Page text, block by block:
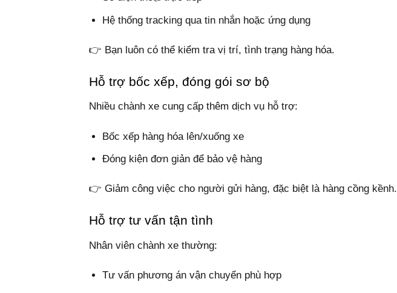
Hệ thống tracking qua tin nhắn hoặc ứng dụng
👉 Bạn luôn có thể kiểm tra vị trí, tình trạng hàng hóa.
Hỗ trợ bốc xếp, đóng gói sơ bộ
Nhiều chành xe cung cấp thêm dịch vụ hỗ trợ:
Bốc xếp hàng hóa lên/xuống xe
Đóng kiện đơn giản để bảo vệ hàng
👉 Giảm công việc cho người gửi hàng, đặc biệt là hàng cồng kềnh.
Hỗ trợ tư vấn tận tình
Nhân viên chành xe thường:
Tư vấn phương án vận chuyển phù hợp